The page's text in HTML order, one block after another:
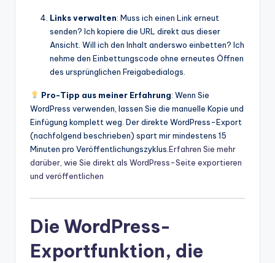
Links verwalten: Muss ich einen Link erneut
senden? Ich kopiere die URL direkt aus dieser
Ansicht. Will ich den Inhalt anderswo einbetten? Ich
nehme den Einbettungscode ohne erneutes Öffnen
des ursprünglichen Freigabedialogs.
Pro-Tipp aus meiner Erfahrung: Wenn Sie
WordPress verwenden, lassen Sie die manuelle Kopie und
Einfügung komplett weg. Der direkte WordPress-Export
(nachfolgend beschrieben) spart mir mindestens 15
Minuten pro Veröffentlichungszyklus. Erfahren Sie mehr
darüber, wie Sie direkt als WordPress-Seite exportieren
und veröffentlichen
Die WordPress-
Exportfunktion, die